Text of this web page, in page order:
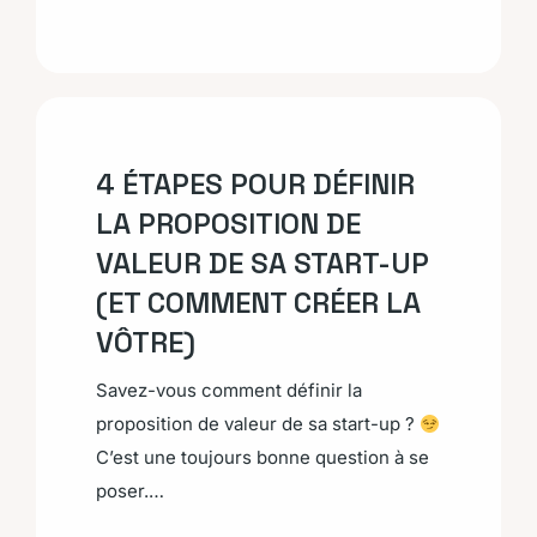
4 ÉTAPES POUR DÉFINIR
LA PROPOSITION DE
VALEUR DE SA START-UP
(ET COMMENT CRÉER LA
VÔTRE)
Savez-vous comment définir la
proposition de valeur de sa start-up ?
C’est une toujours bonne question à se
poser.…